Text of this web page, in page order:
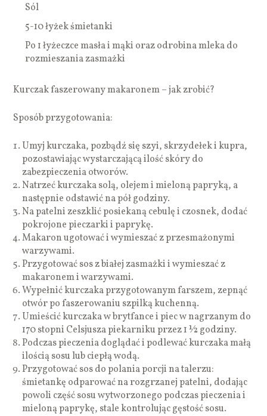
Sól
5-10 łyżek śmietanki
Po 1 łyżeczce masła i mąki oraz odrobina mleka do
rozmieszania zasmażki
Kurczak faszerowany makaronem – jak zrobić?
Sposób przygotowania:
Umyj kurczaka, pozbądź się szyi, skrzydełek i kupra,
pozostawiając wystarczającą ilość skóry do
zabezpieczenia otworów.
Natrzeć kurczaka solą, olejem i mieloną papryką, a
następnie odstawić na pół godziny.
Na patelni zeszklić posiekaną cebulę i czosnek, dodać
pokrojone pieczarki i paprykę.
Makaron ugotować i wymieszać z przesmażonymi
warzywami.
Przygotować sos z białej zasmażki i wymieszać z
makaronem i warzywami.
Wypełnić kurczaka przygotowanym farszem, zepnąć
otwór po faszerowaniu szpilką kuchenną.
Umieścić kurczaka w brytfance i piec w nagrzanym do
170 stopni Celsjusza piekarniku przez 1 ½ godziny.
Podczas pieczenia doglądać i podlewać kurczaka małą
ilością sosu lub ciepłą wodą.
Przygotować sos do polania porcji na talerzu:
śmietankę odparować na rozgrzanej patelni, dodając
powoli część sosu wytworzonego podczas pieczenia i
mieloną paprykę, stale kontrolując gęstość sosu.